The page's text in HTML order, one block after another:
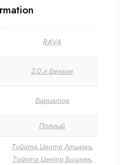
RAV4
2.0 л Бензин
Вариатор
Полный
Тойота Центр Атырау,
Тойота Центр Бишкек,